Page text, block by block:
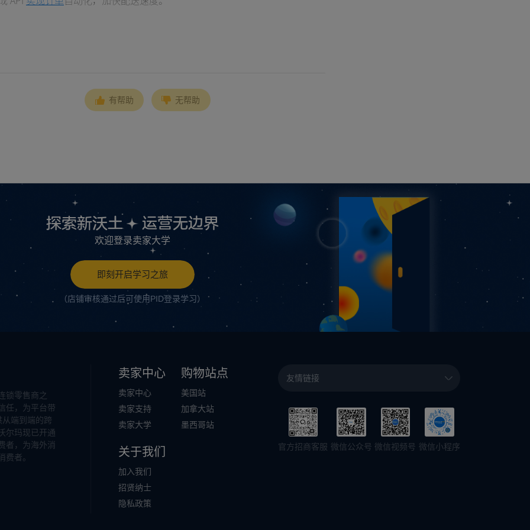
有帮助 无帮助
探索新沃土 运营无边界
欢迎登录卖家大学
即刻开启学习之旅
（店铺审核通过后可使用PID登录学习）
锁零售商之
任，为平台带
端到端的跨
尔玛现已开通
者，为海外消
者。
卖家中心
卖家中心
卖家支持
卖家大学
购物站点
美国站
加拿大站
墨西哥站
关于我们
加入我们
招贤纳士
隐私政策
友情链接
官方招商客服 微信公众号 微信视频号 微信小程序